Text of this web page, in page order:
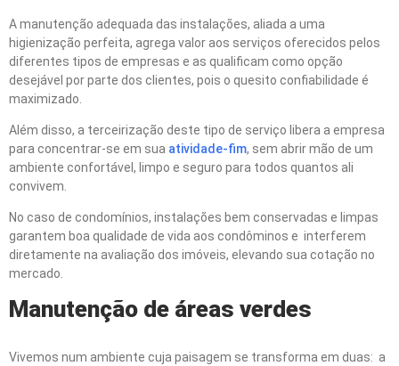
A manutenção adequada das instalações, aliada a uma
higienização perfeita, agrega valor aos serviços oferecidos pelos
diferentes tipos de empresas e as qualificam como opção
desejável por parte dos clientes, pois o quesito confiabilidade é
maximizado.
Além disso, a terceirização deste tipo de serviço libera a empresa
para concentrar-se em sua atividade-fim, sem abrir mão de um
ambiente confortável, limpo e seguro para todos quantos ali
convivem.
No caso de condomínios, instalações bem conservadas e limpas
garantem boa qualidade de vida aos condôminos e interferem
diretamente na avaliação dos imóveis, elevando sua cotação no
mercado.
Manutenção de áreas verdes
Vivemos num ambiente cuja paisagem se transforma em duas: a